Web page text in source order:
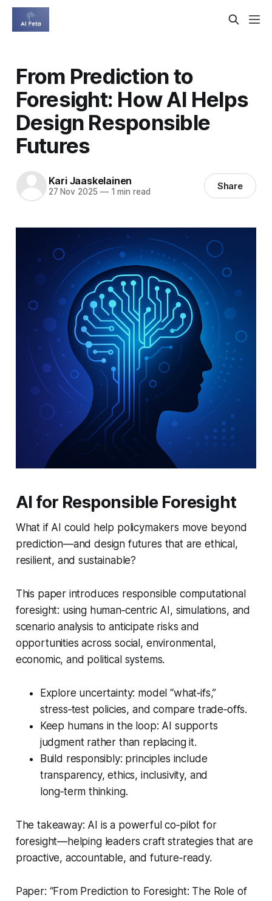
From Prediction to
Foresight: How AI Helps
Design Responsible
Futures
Kari Jaaskelainen
27 Nov 2025 —1 min read Share
AI for Responsible Foresight
What if AI could help policymakers move beyond
prediction—and design futures that are ethical,
resilient, and sustainable?
This paper introduces responsible computational
foresight: using human‑centric AI, simulations, and
scenario analysis to anticipate risks and
opportunities across social, environmental,
economic, and political systems.
Explore uncertainty: model “what‑ifs,”
stress‑test policies, and compare trade‑offs.
Keep humans in the loop: AI supports
judgment rather than replacing it.
Build responsibly: principles include
transparency, ethics, inclusivity, and
long‑term thinking.
The takeaway: AI is a powerful co‑pilot for
foresight—helping leaders craft strategies that are
proactive, accountable, and future‑ready.
Paper: “From Prediction to Foresight: The Role of